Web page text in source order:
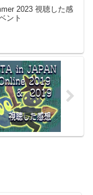
2023 視聴した感
ント